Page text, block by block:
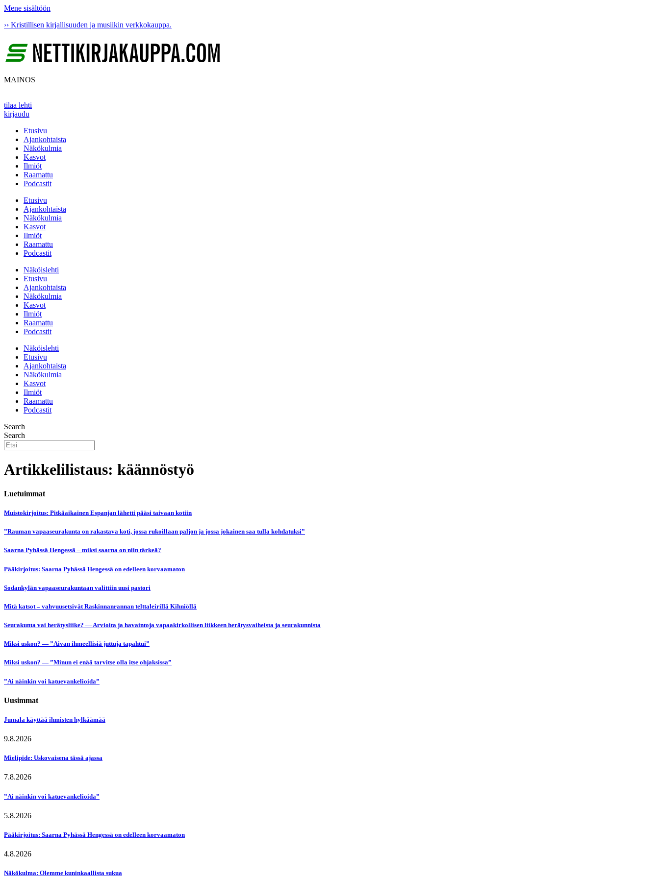
Mene sisältöön
›› Kristillisen kirjallisuuden ja musiikin verkkokauppa.
MAINOS
tilaa lehti
kirjaudu
Etusivu
Ajankohtaista
Näkökulmia
Kasvot
Ilmiöt
Raamattu
Podcastit
Etusivu
Ajankohtaista
Näkökulmia
Kasvot
Ilmiöt
Raamattu
Podcastit
Näköislehti
Etusivu
Ajankohtaista
Näkökulmia
Kasvot
Ilmiöt
Raamattu
Podcastit
Näköislehti
Etusivu
Ajankohtaista
Näkökulmia
Kasvot
Ilmiöt
Raamattu
Podcastit
Search
Search
Artikkelilistaus: käännöstyö
Luetuimmat
Muistokirjoitus: Pitkäaikainen Espanjan lähetti pääsi taivaan kotiin
”Rauman vapaaseurakunta on rakastava koti, jossa rukoillaan paljon ja jossa jokainen saa tulla kohdatuksi”
Saarna Pyhässä Hengessä – miksi saarna on niin tärkeä?
Pääkirjoitus: Saarna Pyhässä Hengessä on edelleen korvaamaton
Sodankylän vapaaseurakuntaan valittiin uusi pastori
Mitä katsot – vahvuusetsivät Raskinnanrannan telttaleirillä Kihniöllä
Seurakunta vai herätysliike? — Arvioita ja havaintoja vapaakirkollisen liikkeen herätysvaiheista ja seurakunnista
Miksi uskon? — ”Aivan ihmeellisiä juttuja tapahtui”
Miksi uskon? — ”Minun ei enää tarvitse olla itse ohjaksissa”
”Ai näinkin voi katuevankelioida”
Uusimmat
Jumala käyttää ihmisten hylkäämää
9.8.2026
Mielipide: Uskovaisena tässä ajassa
7.8.2026
”Ai näinkin voi katuevankelioida”
5.8.2026
Pääkirjoitus: Saarna Pyhässä Hengessä on edelleen korvaamaton
4.8.2026
Näkökulma: Olemme kuninkaallista sukua